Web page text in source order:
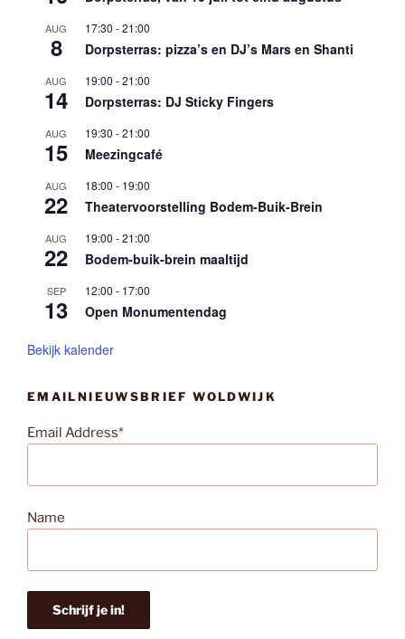
AUG
8
17:30 -21:00
Dorpsterras: pizza’s en DJ’s Mars en Shanti
AUG
14
19:00 -21:00
Dorpsterras: DJ Sticky Fingers
AUG
15
19:30 -21:00
Meezingcafé
AUG
22
18:00 - 19:00
Theatervoorstelling Bodem-Buik-Brein
AUG
22
19:00 -21:00
Bodem-buik-brein maaltijd
SEP
13
12:00 - 17:00
Open Monumentendag
Bekijk kalender
EMAILNIEUWSBRIEF WOLDWIJK
Email Address*
Name